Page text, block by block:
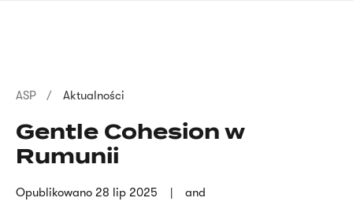
Ścieżka
nawigacyjna
ASP Aktualności
Gentle Cohesion w
Rumunii
Opublikowano 28 lip 2025 and